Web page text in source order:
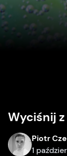
Wyciśnij
Piotr
1